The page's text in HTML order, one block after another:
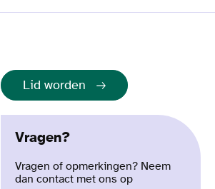
Lid worden
Vragen?
Vragen of opmerkingen? Neem
dan contact met ons op